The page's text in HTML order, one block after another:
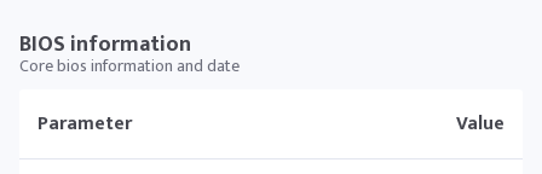
BIOS information
Core bios information and date
Parameter Value